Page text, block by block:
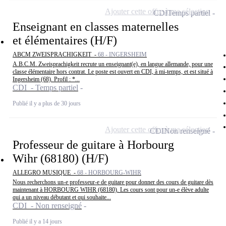
Enseignant en classes maternelles
et élémentaires (H/F)
ABCM ZWEISPRACHIGKEIT - 68 - INGERSHEIM
A.B.C.M. Zweisprachigkeit recrute un enseignant(e), en langue allemande, pour une
classe élémentaire hors contrat. Le poste est ouvert en CDI, à mi-temps, et est situé à
Ingersheim (68). Profil : *...
CDI - Temps partiel
Publié il y a plus de 30 jours
CDITemps partiel
Ajouter cette offre à ma sélection
Professeur de guitare à Horbourg
Wihr (68180) (H/F)
ALLEGRO MUSIQUE - 68 - HORBOURG-WIHR
Nous recherchons un-e professeur-e de guitare pour donner des cours de guitare dès
maintenant à HORBOURG WIHR (68180). Les cours sont pour un-e élève adulte
qui a un niveau débutant et qui souhaite...
CDI - Non renseigné
Publié il y a 14 jours
CDINon renseigné
Ajouter cette offre à ma sélection